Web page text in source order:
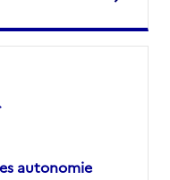
autonomie